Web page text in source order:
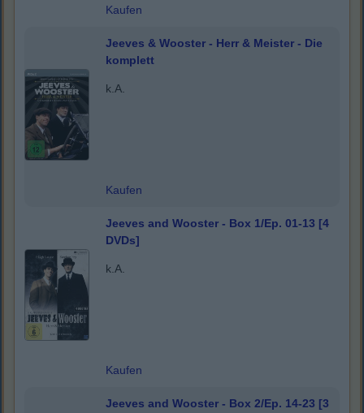
Kaufen
Jeeves & Wooster - Herr & Meister - Die
komplett
k.A.
Kaufen
Jeeves and Wooster - Box 1/Ep. 01-13 [4
DVDs]
k.A.
Kaufen
Jeeves and Wooster - Box 2/Ep. 14-23 [3